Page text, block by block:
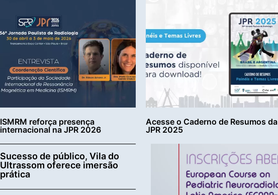
ISMRM reforça presença
internacional na JPR 2026
Acesse o Caderno de Resumos da
JPR 2025
Sucesso de público, Vila do
Ultrassom oferece imersão
prática